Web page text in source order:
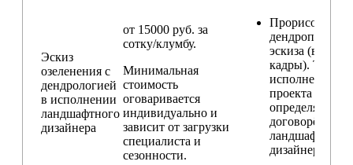
Эскиз
озеленения с
дендрологией
в исполнении
ландшафтного
дизайнера
от 15000 руб. за
сотку/клумбу.
Минимальная
стоимость
оговаривается
индивидуально и
зависит от загрузки
специалиста и
сезонности.
Прорисовка
дендроплана и
эскиза
кадры).
исполнения
проекта
определяется
ландшафтным
дизайнером